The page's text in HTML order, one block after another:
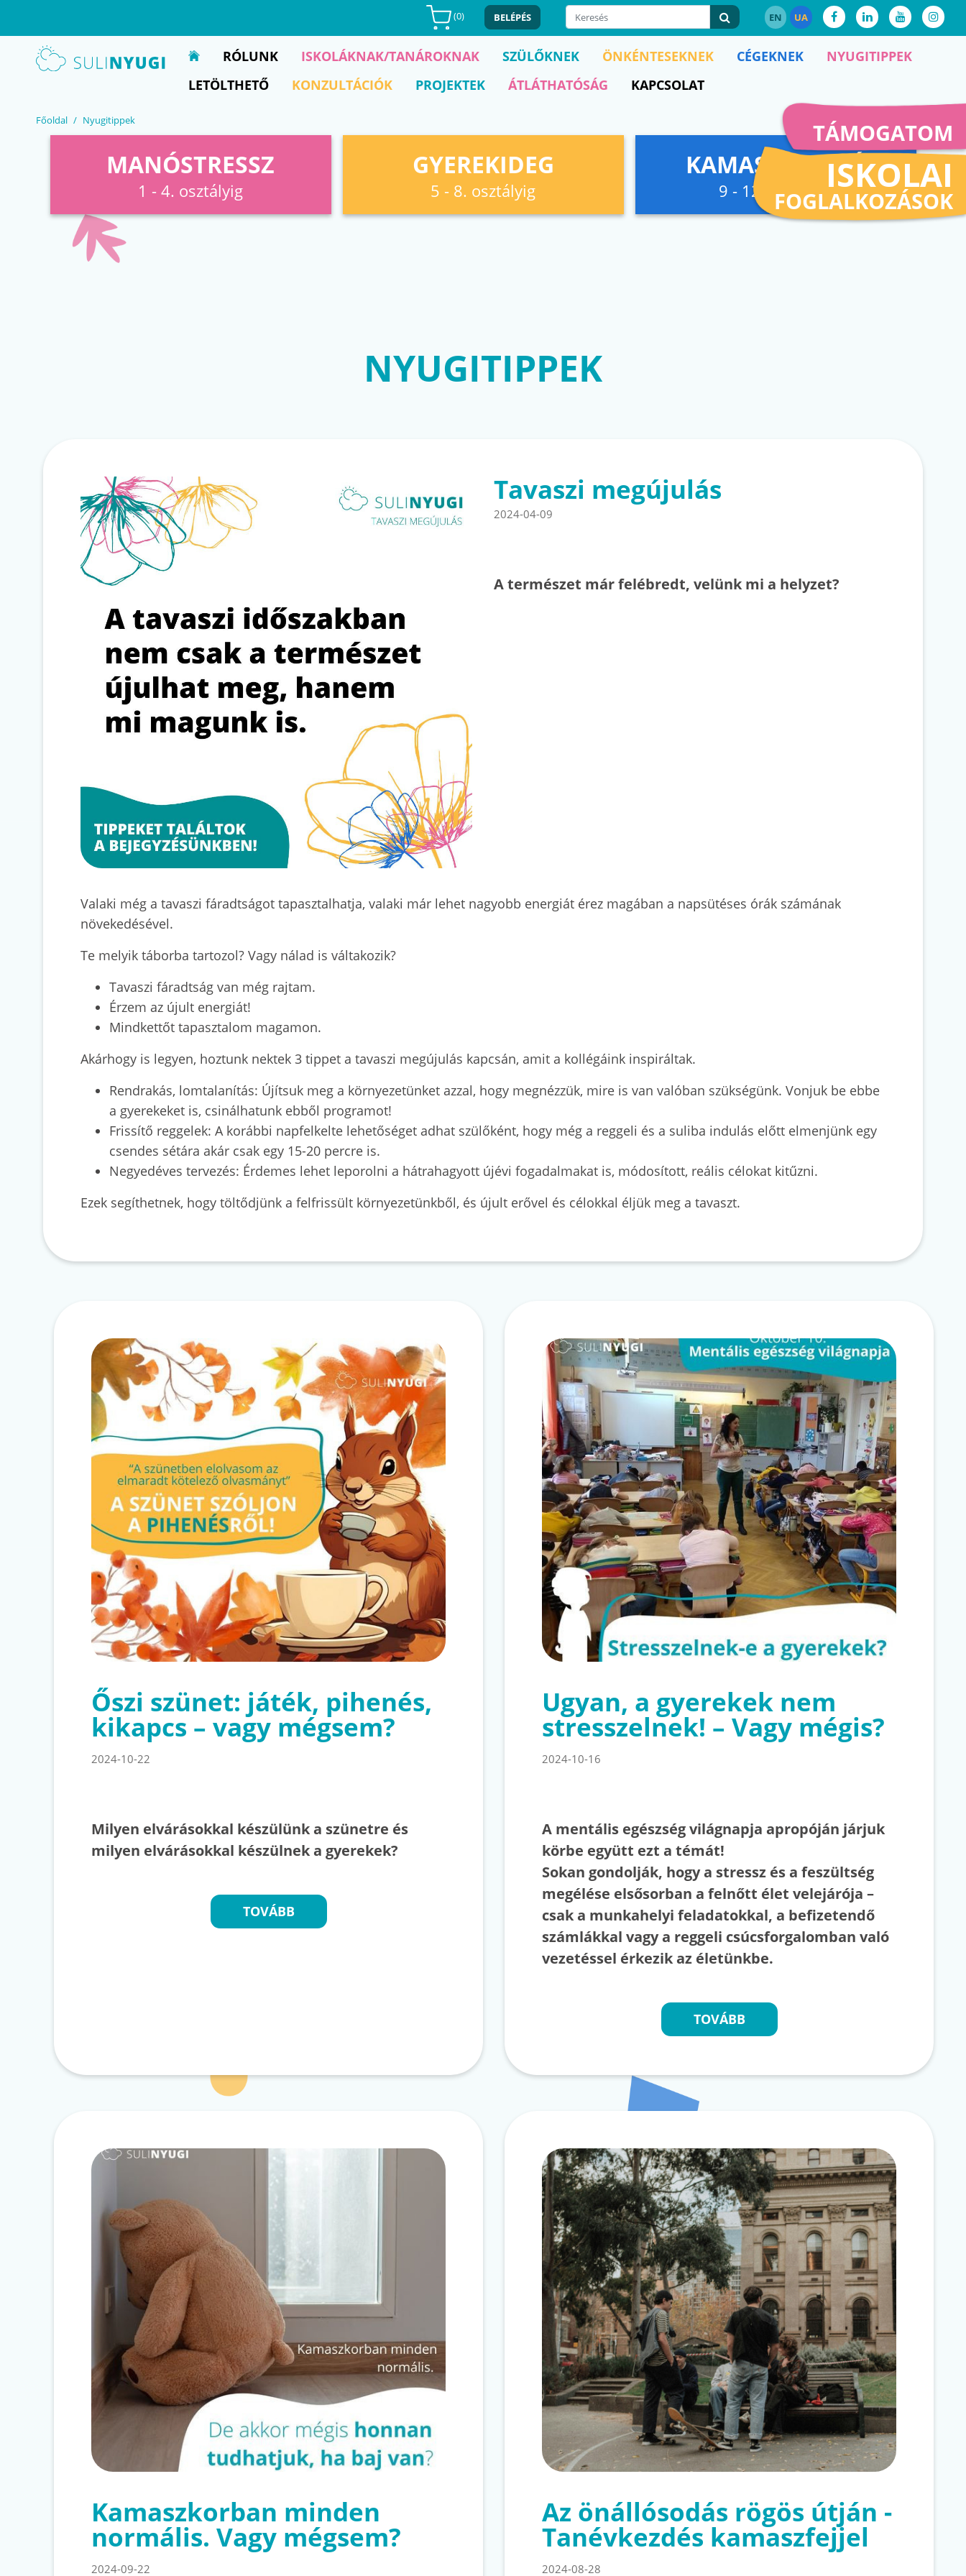
(0) BELÉPÉS EN UA
TÁMOGATOM
ISKOLAI
FOGLALKOZÁSOK
RÓLUNK ISKOLÁKNAK/TANÁROKNAK SZÜLŐKNEK ÖNKÉNTESEKNEK CÉGEKNEK
NYUGITIPPEK
LETÖLTHETŐ
KONZULTÁCIÓK PROJEKTEK ÁTLÁTHATÓSÁG KAPCSOLAT
Főoldal Nyugitippek
MANÓSTRESSZ
1 - 4. osztályig
GYEREKIDEG
5 - 8. osztályig
KAMASZFESZKÓ
9 - 12. osztályig
NYUGITIPPEK
Tavaszi megújulás
2024-04-09
A természet már felébredt, velünk mi a helyzet?
Valaki még a tavaszi fáradtságot tapasztalhatja, valaki már lehet nagyobb energiát érez magában a napsütéses órák számának
növekedésével.
Te melyik táborba tartozol? Vagy nálad is váltakozik?
Tavaszi fáradtság van még rajtam.
Érzem az újult energiát!
Mindkettőt tapasztalom magamon.
Akárhogy is legyen, hoztunk nektek 3 tippet a tavaszi megújulás kapcsán, amit a kollégáink inspiráltak.
Rendrakás, lomtalanítás: Újítsuk meg a környezetünket azzal, hogy megnézzük, mire is van valóban szükségünk. Vonjuk be ebbe
a gyerekeket is, csinálhatunk ebből programot!
Frissítő reggelek: A korábbi napfelkelte lehetőséget adhat szülőként, hogy még a reggeli és a suliba indulás előtt elmenjünk egy
csendes sétára akár csak egy 15-20 percre is.
Negyedéves tervezés: Érdemes lehet leporolni a hátrahagyott újévi fogadalmakat is, módosított, reális célokat kitűzni.
Ezek segíthetnek, hogy töltődjünk a felfrissült környezetünkből, és újult erővel és célokkal éljük meg a tavaszt.
Őszi szünet: játék, pihenés,
kikapcs – vagy mégsem?
2024-10-22
Milyen elvárásokkal készülünk a szünetre és
milyen elvárásokkal készülnek a gyerekek?
TOVÁBB
Ugyan, a gyerekek nem
stresszelnek! – Vagy mégis?
2024-10-16
A mentális egészség világnapja apropóján járjuk
körbe együtt ezt a témát!
Sokan gondolják, hogy a stressz és a feszültség
megélése elsősorban a felnőtt élet velejárója –
csak a munkahelyi feladatokkal, a befizetendő
számlákkal vagy a reggeli csúcsforgalomban való
vezetéssel érkezik az életünkbe.
TOVÁBB
Kamaszkorban minden
normális. Vagy mégsem?
2024-09-22
Az önállósodás rögös útján -
Tanévkezdés kamaszfejjel
2024-08-28